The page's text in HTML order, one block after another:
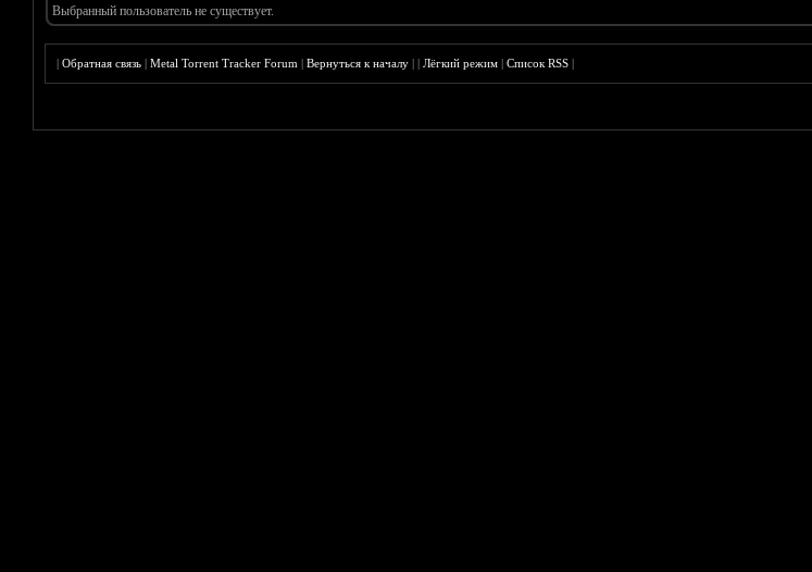
Выбранный пользователь не существует.
|Обратная связь |Metal Torrent Tracker Forum |Вернуться к началу ||Лёгкий режим |Список RSS |